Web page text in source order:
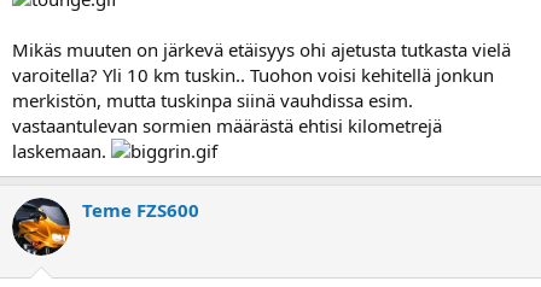
Mikäs muuten on järkevä etäisyys ohi ajetusta tutkasta vielä
varoitella? Yli 10 km tuskin.. Tuohon voisi kehitellä jonkun
merkistön, mutta tuskinpa siinä vauhdissa esim.
vastaantulevan sormien määrästä ehtisi kilometrejä
laskemaan.
Teme FZS600